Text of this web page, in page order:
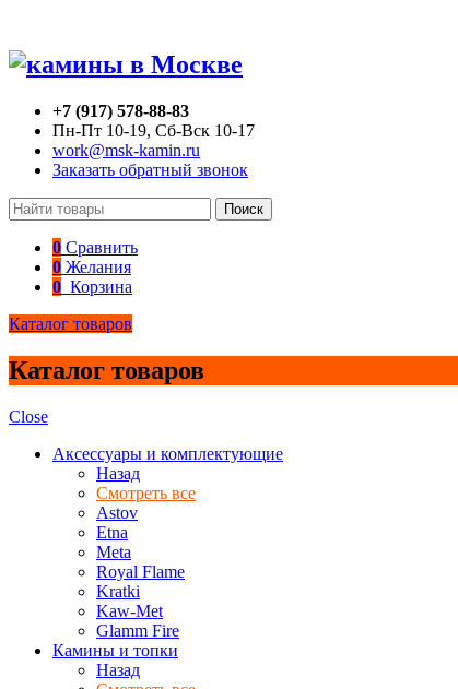
+7 (917) 578-88-83
Пн-Пт 10-19, Сб-Вск 10-17
work@msk-kamin.ru
Заказать обратный звонок
Поиск
0 Сравнить
0 Желания
0 Корзина
Каталог товаров
Каталог товаров
Close
Аксессуары и комплектующие
Назад
Смотреть все
Astov
Etna
Meta
Royal Flame
Kratki
Kaw-Met
Glamm Fire
Камины и топки
Назад